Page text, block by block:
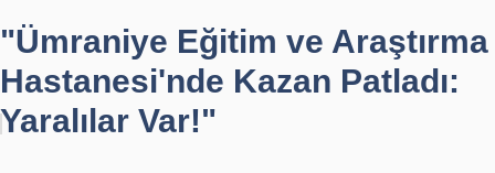
"Ümraniye Eğitim ve Araştırma
Hastanesi'nde Kazan Patladı:
Yaralılar Var!"